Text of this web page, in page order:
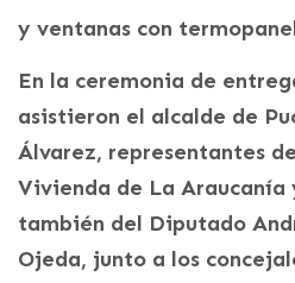
y ventanas con
En la ceremonia de
asistieron el alcalde de
Álvarez, representantes
Vivienda de La Araucanía
también del Diputado
Ojeda, junto a los